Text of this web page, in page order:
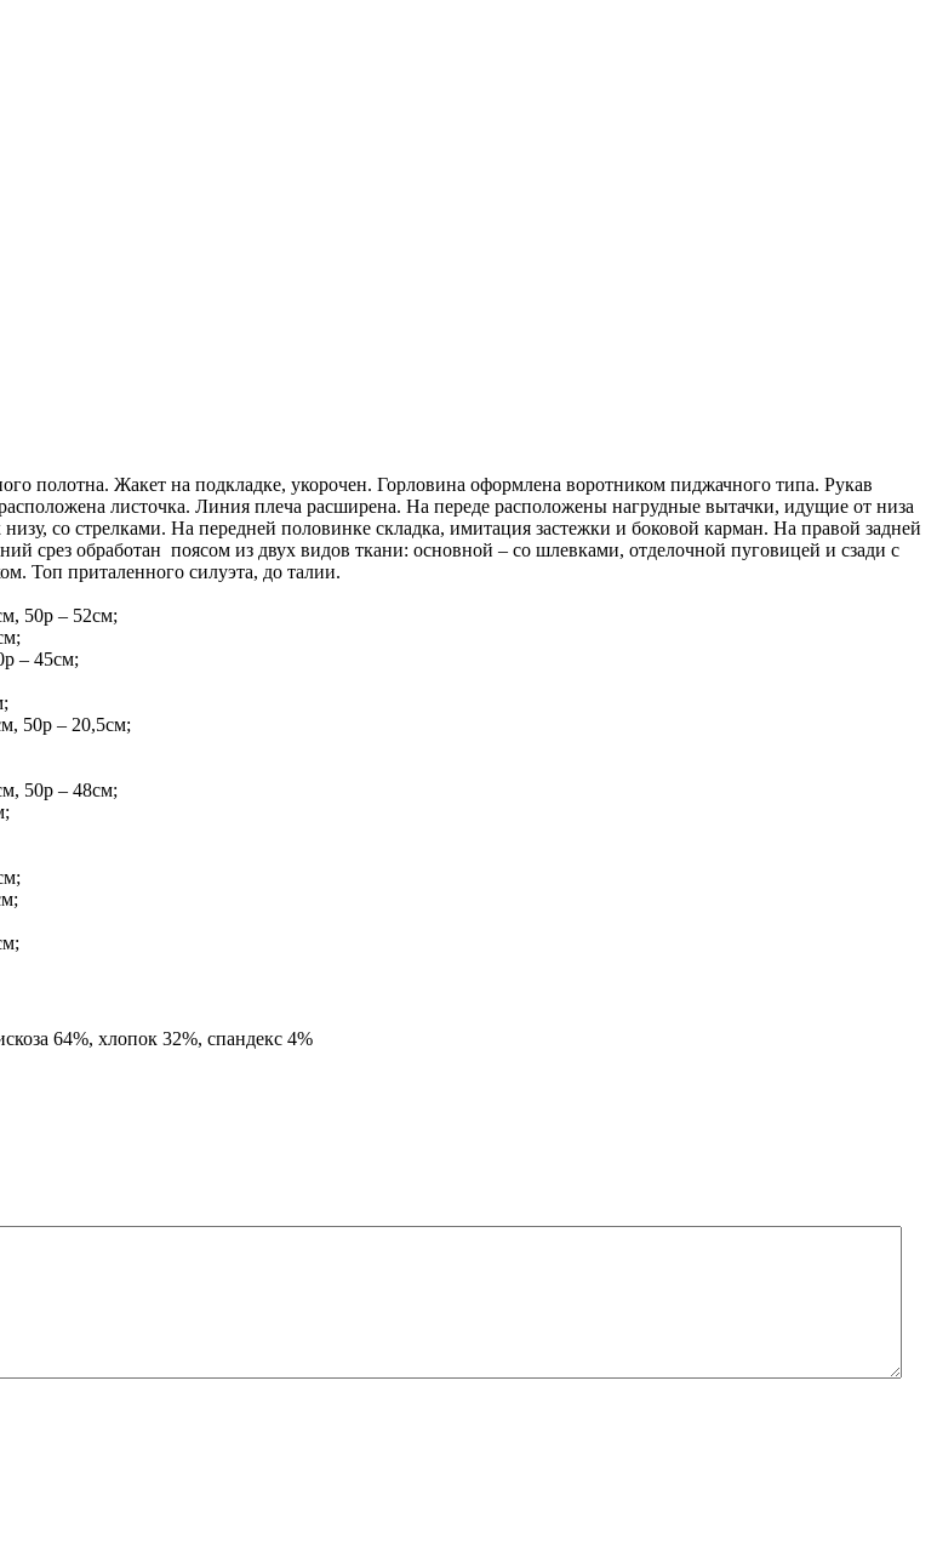
полотна. Жакет на подкладке, укорочен. Горловина оформлена воротником пиджачного типа. Рукав
листочка. Линия плеча расширена. На переде расположены нагрудные вытачки, идущие от низа
со стрелками. На передней половинке складка, имитация застежки и боковой карман. На правой задней
срез обработан поясом из двух видов ткани: основной – со шлевками, отделочной пуговицей и сзади с
Топ приталенного силуэта, до талии.
50р – 52см;
– 45см;
50р – 20,5см;
50р – 48см;
64%, хлопок 32%, спандекс 4%